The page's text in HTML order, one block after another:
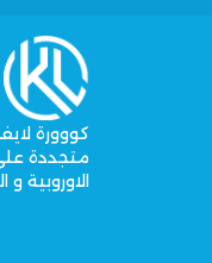
كووورة
متجددة
الاوروبية و